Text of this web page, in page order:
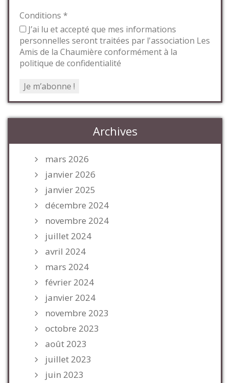
Conditions *
J’ai lu et accepté que mes informations
personnelles seront traitées par l'association Les
Amis de la Chaumière conformément à la
politique de confidentialité
Archives
mars 2026
janvier 2026
janvier 2025
décembre 2024
novembre 2024
juillet 2024
avril 2024
mars 2024
février 2024
janvier 2024
novembre 2023
octobre 2023
août 2023
juillet 2023
juin 2023